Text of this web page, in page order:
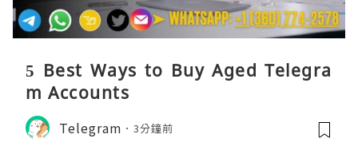
5 Best Ways to Buy Aged Telegra
m Accounts
Telegram 3分鐘前